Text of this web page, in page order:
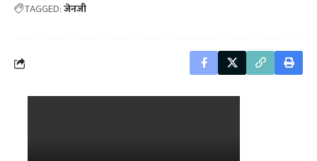
TAGGED:जेनजी